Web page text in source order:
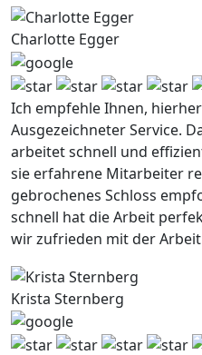
Charlotte Egger
Ich empfehle Ihnen,
Ausgezeichneter Service.
arbeitet schnell und
sie erfahrene Mitarbeiter
gebrochenes Schloss
schnell hat die Arbeit
wir zufrieden mit der
Krista Sternberg